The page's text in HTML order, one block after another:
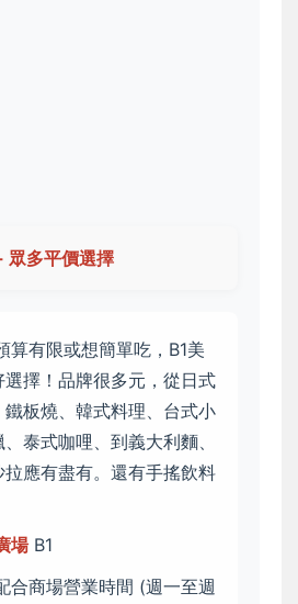
眾多平價選擇
算有限或想簡單吃，B1美
擇！品牌很多元，從日式
板燒、韓式料理、台式小
泰式咖哩、到義大利麵、
應有盡有。還有手搖飲料
場B1
合商場營業時間 (週一至週